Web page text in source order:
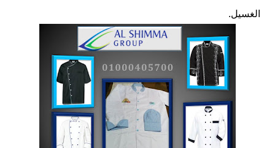
الغسيل.